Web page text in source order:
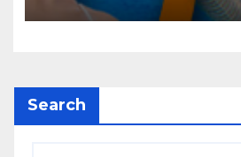
Search